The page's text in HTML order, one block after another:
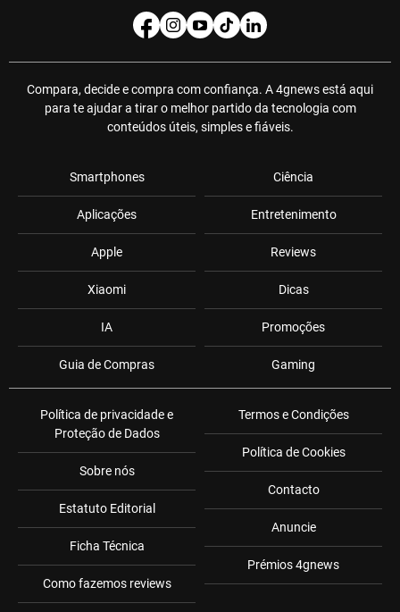
Compara, decide e compra com confiança. A 4gnews está aqui
para te ajudar a tirar o melhor partido da tecnologia com
conteúdos úteis, simples e fiáveis.
Smartphones
Aplicações
Apple
Xiaomi
IA
Guia de Compras
Ciência
Entretenimento
Reviews
Dicas
Promoções
Gaming
Política de privacidade e
Proteção de Dados
Sobre nós
Estatuto Editorial
Ficha Técnica
Como fazemos reviews
Termos e Condições
Política de Cookies
Contacto
Anuncie
Prémios 4gnews